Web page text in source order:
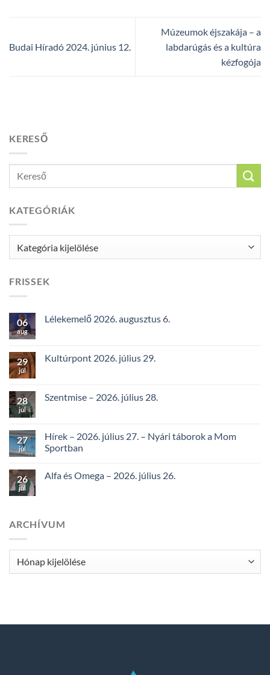
Budai Híradó 2024. június 12.
Múzeumok éjszakája – a
labdarúgás és a kultúra
kézfogója
KERESŐ
KATEGÓRIÁK
FRISSEK
06
aug
Lélekemelő 2026. augusztus 6.
29
júl
Kultúrpont 2026. július 29.
28
júl
Szentmise – 2026. július 28.
27
júl
Hírek – 2026. július 27. – Nyári táborok a Mom
Sportban
26
júl
Alfa és Omega – 2026. július 26.
ARCHÍVUM
Archívum